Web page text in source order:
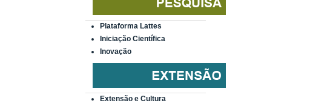
Plataforma Lattes
Iniciação Científica
Inovação
Extensão e Cultura